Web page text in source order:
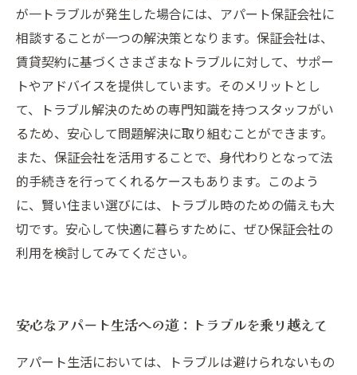
が一トラブルが発生した場合には、アパート保証会社に
相談することが一つの解決策となります。保証会社は、
賃貸契約に基づくさまざまなトラブルに対して、サポー
トやアドバイスを提供しています。そのメリットとし
て、トラブル解決のための専門知識を持つスタッフがい
るため、安心して問題解決に取り組むことができます。
また、保証会社を活用することで、身代わりとなって法
的手続きを行ってくれるケースもあります。このよう
に、賢い住まい選びには、トラブル時のための備えも大
切です。安心して快適に暮らすために、ぜひ保証会社の
利用を検討してみてください。
安心なアパート生活への道：トラブルを乗り越えて
アパート生活においては、トラブルは避けられないもの